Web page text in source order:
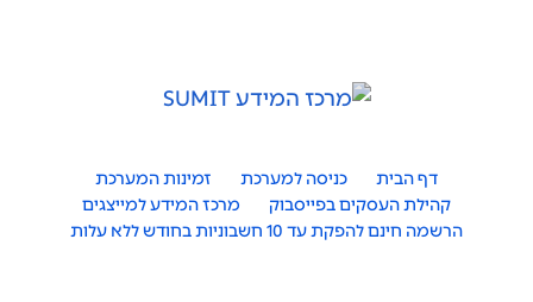
דף הבית כניסה למערכת
זמינות המערכת
קהילת העסקים בפייסבוק
מרכז המידע למייצגים
הרשמה חינם להפקת עד 10 חשבוניות בחודש ללא עלות